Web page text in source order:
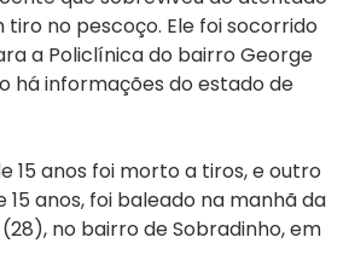
no pescoço. Ele foi socorrido
a Policlínica do bairro George
há informações do estado de
15 anos foi morto a tiros, e outro
anos, foi baleado na manhã da
no bairro de Sobradinho, em